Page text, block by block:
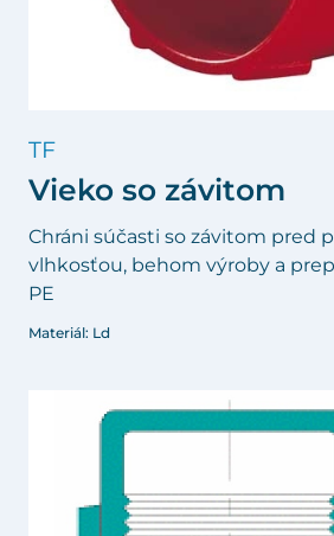
TF
Vieko so závitom
Chráni súčasti so závitom pred
vlhkosťou, behom výroby a
PE
Materiál: Ld